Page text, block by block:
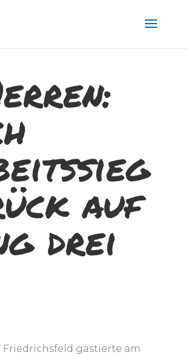
auf
drei
Friedrichsfeld gastierte am